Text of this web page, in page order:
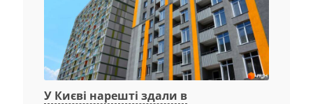
У Києві нарешті здали в